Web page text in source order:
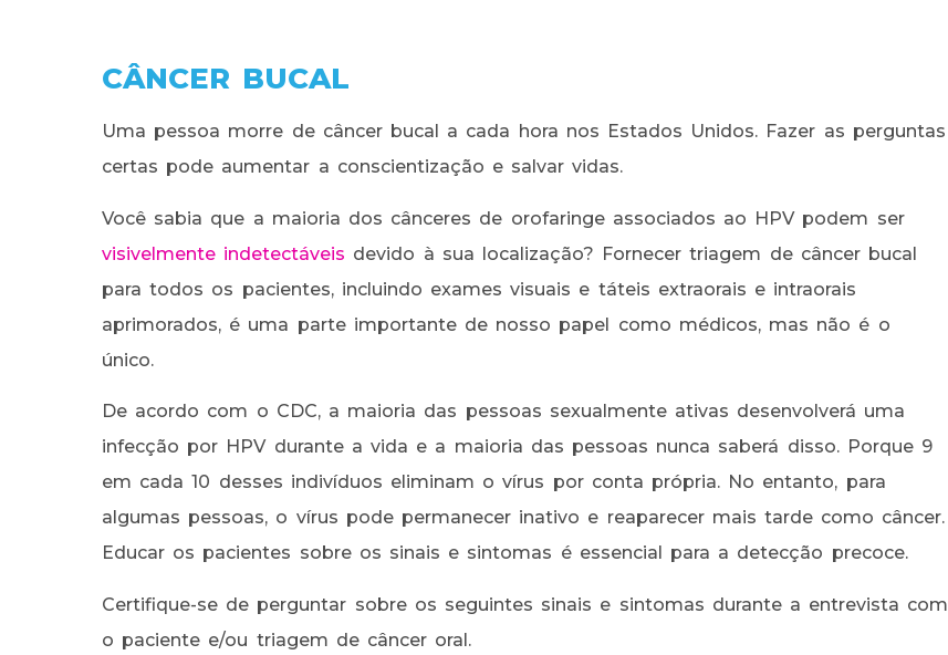
CÂNCER BUCAL
Uma pessoa morre de câncer bucal a cada hora nos Estados Unidos. Fazer as perguntas
certas pode aumentar a conscientização e salvar vidas.
Você sabia que a maioria dos cânceres de orofaringe associados ao HPV podem ser
visivelmente indetectáveis devido à sua localização? Fornecer triagem de câncer bucal
para todos os pacientes, incluindo exames visuais e táteis extraorais e intraorais
aprimorados, é uma parte importante de nosso papel como médicos, mas não é o
único.
De acordo com o CDC, a maioria das pessoas sexualmente ativas desenvolverá uma
infecção por HPV durante a vida e a maioria das pessoas nunca saberá disso. Porque 9
em cada 10 desses indivíduos eliminam o vírus por conta própria. No entanto, para
algumas pessoas, o vírus pode permanecer inativo e reaparecer mais tarde como câncer.
Educar os pacientes sobre os sinais e sintomas é essencial para a detecção precoce.
Certifique-se de perguntar sobre os seguintes sinais e sintomas durante a entrevista com
o paciente e/ou triagem de câncer oral.